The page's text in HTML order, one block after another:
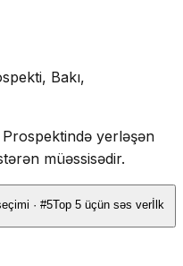
Bakı,
yerləşən
müəssisədir.
· #5Top 5 üçün səs verİlk